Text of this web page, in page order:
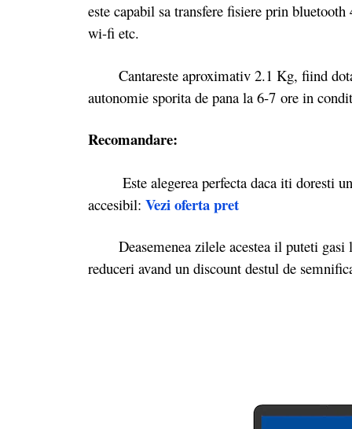
este capabil sa transfere fisiere prin
wi-fi etc.
Cantareste aproximativ 2.1 Kg, fiind
autonomie sporita de pana la 6-7 ore in
Recomandare:
Este alegerea perfecta daca iti doresti
accesibil: Vezi oferta pret
Deasemenea zilele acestea il puteti gasi
reduceri avand un discount destul de